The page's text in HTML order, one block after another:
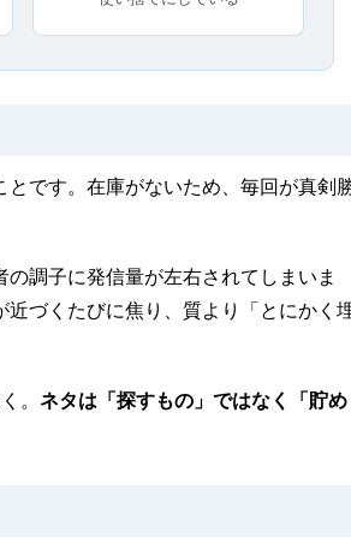
です。在庫がないため、毎回が真剣
調子に発信量が左右されてしまいま
づくたびに焦り、質より「とにかく
。 ネタは「探すもの」ではなく「貯め